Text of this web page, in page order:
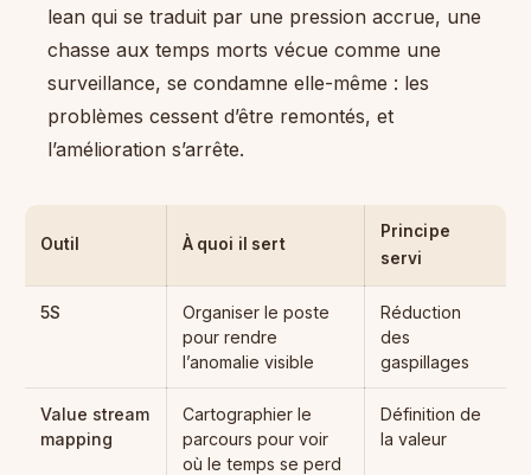
lean qui se traduit par une pression accrue, une
chasse aux temps morts vécue comme une
surveillance, se condamne elle-même : les
problèmes cessent d’être remontés, et
l’amélioration s’arrête.
Outil À quoi il sert
Principe
servi
5S
Organiser le poste
pour rendre
l’anomalie visible
Réduction
des
gaspillages
Value stream
mapping
Cartographier le
parcours pour voir
où le temps se perd
Définition de
la valeur